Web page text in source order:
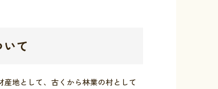
て
地として、古くから林業の村として